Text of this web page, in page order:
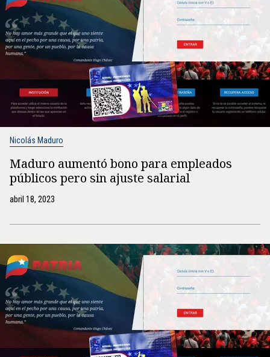
Nicolás Maduro
Maduro aumentó bono para empleados
públicos pero sin ajuste salarial
abril 18, 2023